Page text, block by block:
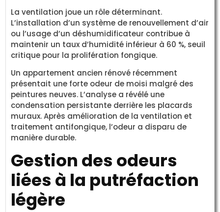
La ventilation joue un rôle déterminant.
L’installation d’un système de renouvellement d’air
ou l’usage d’un déshumidificateur contribue à
maintenir un taux d’humidité inférieur à 60 %, seuil
critique pour la prolifération fongique.
Un appartement ancien rénové récemment
présentait une forte odeur de moisi malgré des
peintures neuves. L’analyse a révélé une
condensation persistante derrière les placards
muraux. Après amélioration de la ventilation et
traitement antifongique, l’odeur a disparu de
manière durable.
Gestion des odeurs
liées à la putréfaction
légère